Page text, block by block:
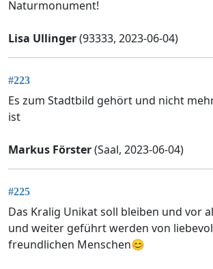
Naturmonument!
Lisa Ullinger(93333, 2023-06-04)
#223
Es zum Stadtbild gehört und nicht
ist
Markus Förster(Saal, 2023-06-04)
#225
Das Kralig Unikat soll bleiben und vor
und weiter geführt werden von
freundlichen Menschen😊